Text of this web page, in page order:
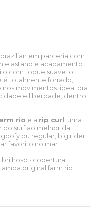
em parceria com
elastano e acabamento
com toque suave. o
é totalmente forrado,
movimentos. ideal pra
e liberdade, dentro
rio e a rip curl: uma
surf ao melhor da
goofy ou regular, big rider
favorito no mar.
• cobertura
original farm rio